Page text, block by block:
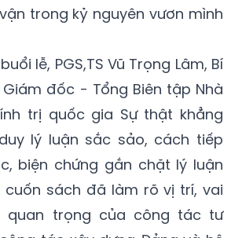
trong kỷ nguyên vươn mình
lễ, PGS,TS Vũ Trọng Lâm, Bí
đốc - Tổng Biên tập Nhà
trị quốc gia Sự thật khẳng
lý luận sắc sảo, cách tiếp
biện chứng gắn chặt lý luận
cuốn sách đã làm rõ vị trí, vai
quan trọng của công tác tư